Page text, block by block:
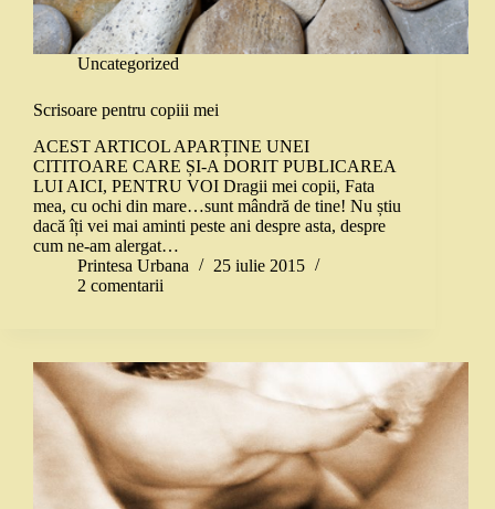
Uncategorized
Scrisoare pentru copiii mei
ACEST ARTICOL APARȚINE UNEI
CITITOARE CARE ȘI-A DORIT PUBLICAREA
LUI AICI, PENTRU VOI Dragii mei copii, Fata
mea, cu ochi din mare…sunt mândră de tine! Nu știu
dacă îți vei mai aminti peste ani despre asta, despre
cum ne-am alergat…
Printesa Urbana
25 iulie 2015
2 comentarii